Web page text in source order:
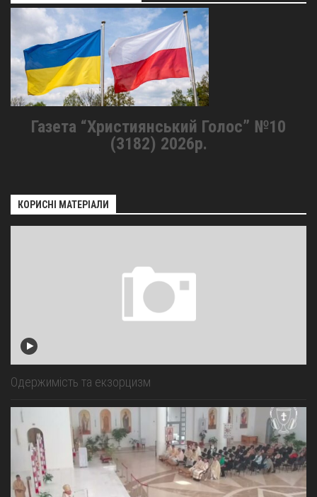
Газета “Християнський Голос” №10
(3182) 2026р.
КОРИСНІ МАТЕРІАЛИ
Одержимість та екзорцизм